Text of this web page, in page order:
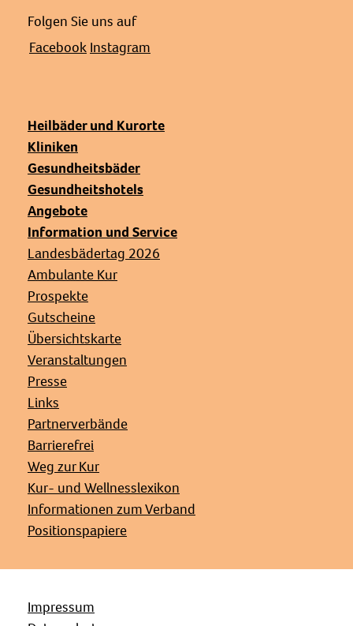
Folgen Sie uns auf
Facebook Instagram
Heilbäder und Kurorte
Kliniken
Gesundheitsbäder
Gesundheitshotels
Angebote
Information und Service
Landesbädertag 2026
Ambulante Kur
Prospekte
Gutscheine
Übersichtskarte
Veranstaltungen
Presse
Links
Partnerverbände
Barrierefrei
Weg zur Kur
Kur- und Wellnesslexikon
Informationen zum Verband
Positionspapiere
Impressum